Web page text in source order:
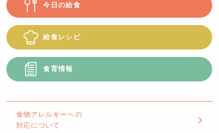
今日の給食
給食レシピ
食育情報
食物アレルギーへの
対応について